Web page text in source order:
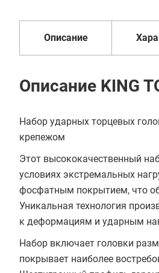
мес
Описание
Описание KING
Набор ударных торцевых
крепежом
Этот высококачественный
условиях экстремальных
фосфатным покрытием, что
Уникальная технология
к деформациям и ударным
Набор включает головки
покрывает наиболее